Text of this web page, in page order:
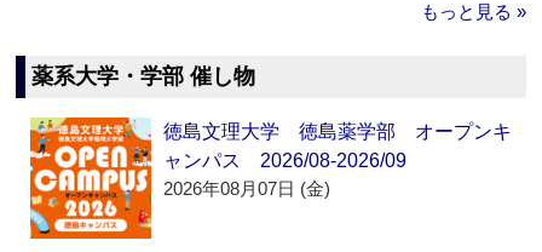
もっと見る »
薬系大学・学部 催し物
徳島文理大学 徳島薬学部 オープンキ
ャンパス 2026/08-2026/09
2026年08月07日 (金)